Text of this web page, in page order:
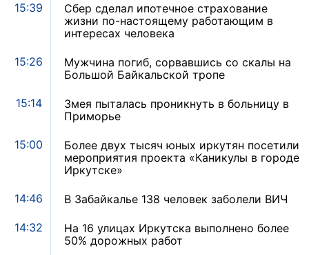
15:39
Сбер сделал ипотечное страхование
жизни по-настоящему работающим в
интересах человека
15:26
Мужчина погиб, сорвавшись со скалы на
Большой Байкальской тропе
15:14
Змея пыталась проникнуть в больницу в
Приморье
15:00
Более двух тысяч юных иркутян посетили
мероприятия проекта «Каникулы в городе
Иркутске»
14:46 В Забайкалье 138 человек заболели ВИЧ
14:32
На 16 улицах Иркутска выполнено более
50% дорожных работ